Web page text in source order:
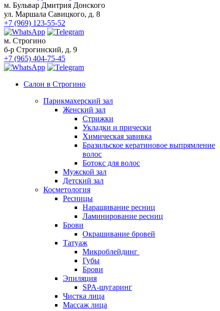
Педикюр
Классический педикюр
Комбинированный педикюр
Мужской педикюр
Аппаратный педикюр
Лечебные покрытия для ногтей
Наращивание ногтей
Услуги подолога
Вросший ноготь лечение
Скоба 3-ТО
Титановая нить для лечения вросшего
ногтя
Удаление вросшего ногтя
Лечение трещин
Изготовление межпальцевых ортезов
Протезирование ногтей
Медицинский педикюр у подолога
Удаление стержневого мозоля
Лечение онихолизиса
Лечение онихогрифоза
Студия загара
м. Бульвар Дмитрия Донского
ул. Маршала Савицкого, д. 8
+7 (969) 123-55-52
м. Строгино
б-р Строгинский, д. 9
+7 (965) 404-75-45
Салон в Строгино
Парикмахерский зал
Женский зал
Стрижки
Укладки и прически
Химическая завивка
Бразильское кератиновое выпрямление
волос
Ботокс для волос
Мужской зал
Детский зал
Косметология
Ресницы
Наращивание ресниц
Ламинирование ресниц
Брови
Окрашивание бровей
Татуаж
Микроблейдинг
Губы
Брови
Эпиляция
SPA-шугаринг
Чистка лица
Массаж лица